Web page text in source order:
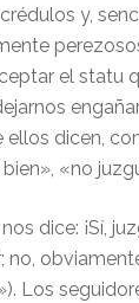
y,
el statu
ellos dicen,
«no
dice: ¡Sí,
no,
Los